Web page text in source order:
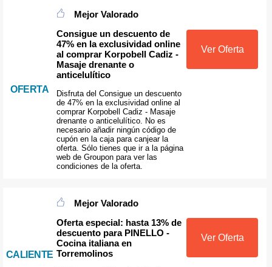
OFERTA
Mejor Valorado
Consigue un descuento de
47% en la exclusividad online
al comprar Korpobell Cadiz -
Masaje drenante o
anticelulítico
Disfruta del Consigue un descuento
de 47% en la exclusividad online al
comprar Korpobell Cadiz - Masaje
drenante o anticelulítico. No es
necesario añadir ningún código de
cupón en la caja para canjear la
oferta. Sólo tienes que ir a la página
web de Groupon para ver las
condiciones de la oferta.
Ver Oferta
CALIENTE
Mejor Valorado
Oferta especial: hasta 13% de
descuento para PINELLO -
Cocina italiana en
Torremolinos
Ver Oferta